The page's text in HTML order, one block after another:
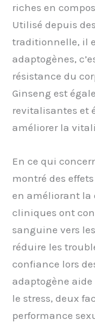
riches en
Utilisé depuis
traditionnelle, il
adaptogènes,
résistance du
Ginseng est
revitalisantes et
améliorer la
En ce qui
montré des
en améliorant la
cliniques ont
sanguine vers
réduire les
confiance lors
adaptogène
le stress, deux
performance